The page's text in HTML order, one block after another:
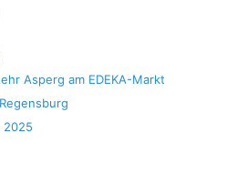
Asperg am EDEKA-Markt
2025